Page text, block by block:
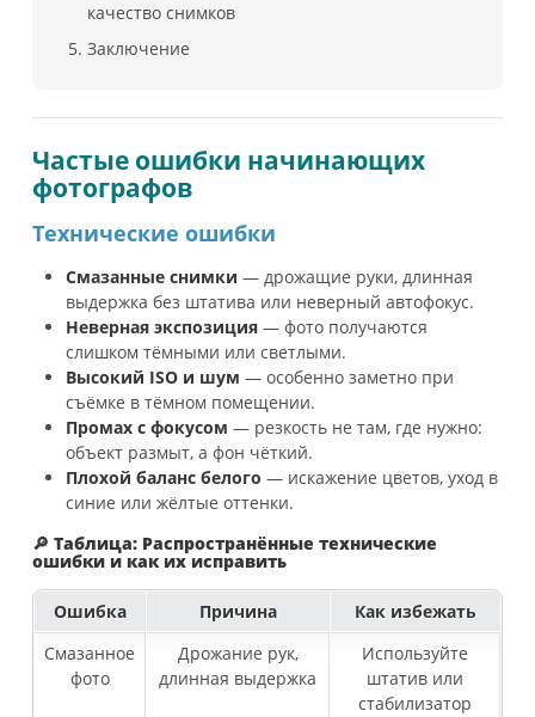
качество снимков
Заключение
Частые ошибки начинающих
фотографов
Технические ошибки
Смазанные снимки — дрожащие руки, длинная
выдержка без штатива или неверный автофокус.
Неверная экспозиция — фото получаются
слишком тёмными или светлыми.
Высокий ISO и шум — особенно заметно при
съёмке в тёмном помещении.
Промах с фокусом — резкость не там, где нужно:
объект размыт, а фон чёткий.
Плохой баланс белого — искажение цветов, уход в
синие или жёлтые оттенки.
🔎 Таблица: Распространённые технические
ошибки и как их исправить
Ошибка Причина
Как избежать
Смазанное
фото
Дрожание рук,
длинная выдержка
Используйте
штатив или
стабилизатор